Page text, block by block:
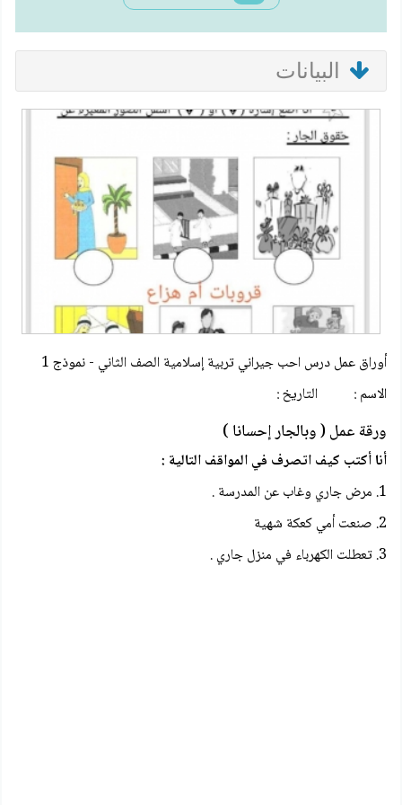
البيانات
أوراق عمل درس احب جيراني تربية إسلامية الصف الثاني - نموذج 1
الاسم : التاريخ :
ورقة عمل ( وبالجار إحسانا )
أنا أكتب كيف اتصرف في المواقف التالية :
1. مرض جاري وغاب عن المدرسة .
2. صنعت أمي كعكة شهية
3. تعطلت الكهرباء في منزل جاري .